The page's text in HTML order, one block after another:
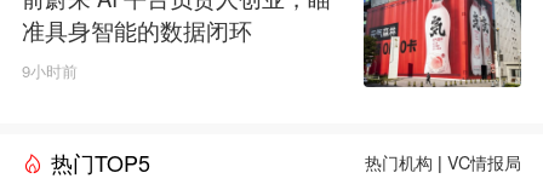
准具身智能的数据闭环
9小时前
热门TOP5 热门机构 |VC情报局